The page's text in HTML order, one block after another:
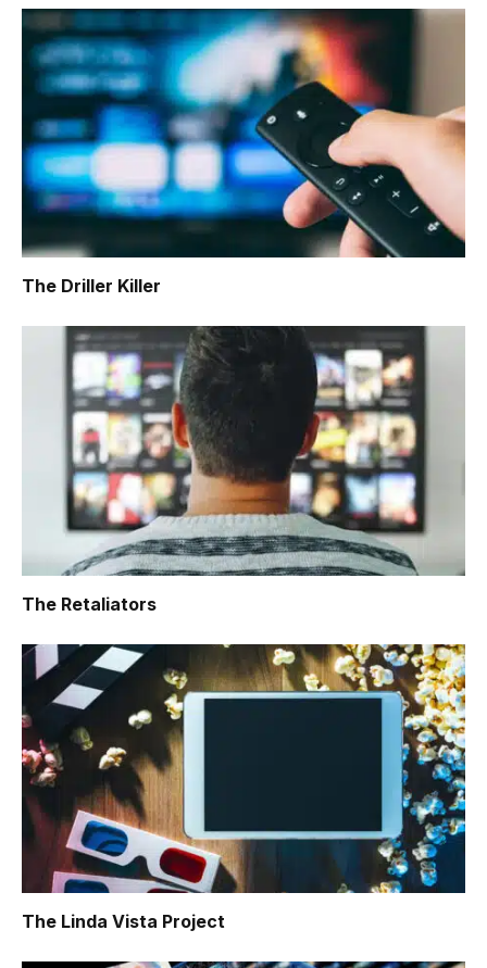
The Driller Killer
The Retaliators
The Linda Vista Project